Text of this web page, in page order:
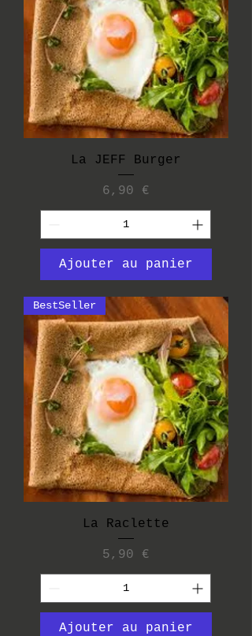
La JEFF Burger
Prix
6,90 €
Ajouter au panier
BestSeller
La Raclette
Prix
5,90 €
Ajouter au panier